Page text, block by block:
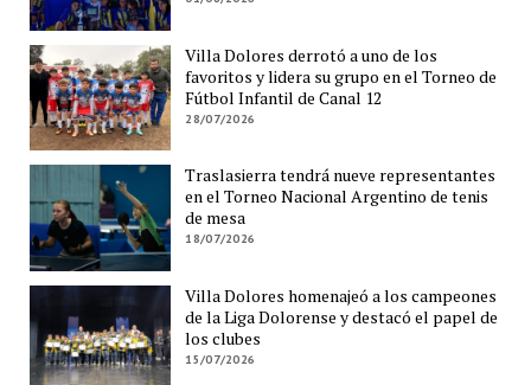
Villa Dolores derrotó a uno de los
favoritos y lidera su grupo en el Torneo de
Fútbol Infantil de Canal 12
28/07/2026
Traslasierra tendrá nueve representantes
en el Torneo Nacional Argentino de tenis
de mesa
18/07/2026
Villa Dolores homenajeó a los campeones
de la Liga Dolorense y destacó el papel de
los clubes
15/07/2026